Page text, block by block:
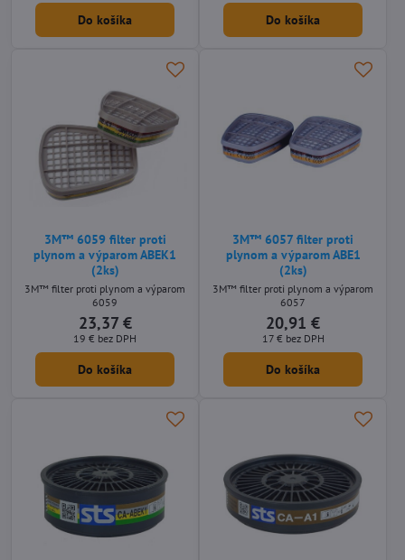
Do košíka Do košíka
3M™ 6059 filter proti
plynom a výparom ABEK1
(2ks)
3M™ filter proti plynom a výparom
6059
23,37 €
19 € bez DPH
Do košíka
3M™ 6057 filter proti
plynom a výparom ABE1
(2ks)
3M™ filter proti plynom a výparom
6057
20,91 €
17 € bez DPH
Do košíka